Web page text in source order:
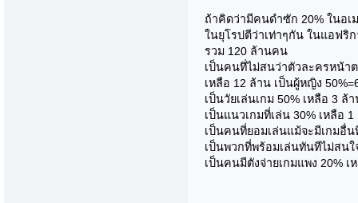
ถ้าคิดว่ามีคนดำซัก 20% ในอเ
ในยุโรปตีว่าเท่าๆกัน ในแอฟริ
รวม 120 ล้านคน
เป็นคนทึ่ไม่สนว่าตัวละครหน้าต
เหลือ 12 ล้าน เป็นผู้หญิง
เป็นวัยเล่นเกม 50% เหลือ 3 ล้า
เป็นแนวเกมที่เล่น 30% เหลือ 1
เป็นคนที่ยอมเล่นแม้จะมีเกมอื่
เป็นพวกที่พร้อมเล่นทันทีไม่สนใ
เป็นคนมีตังจ่ายเกมแพง 20% เ